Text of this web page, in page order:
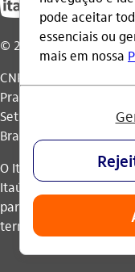
© 2026 Itaú Unibanco
CNPJ: 60.872.504/0001-
Praça Alfredo Egydio
Setubal, Parque
Brasil.
O Itaú Unibanco
Itaú Unibanco e
para operar como
termos da legislação